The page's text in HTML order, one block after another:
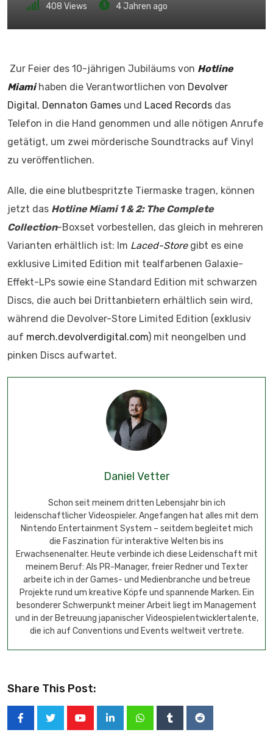
408 Views 4 Jahren ago
Zur Feier des 10-jährigen Jubiläums von Hotline
Miamihaben die Verantwortlichen von Devolver
Digital, Dennaton Games und Laced Records das
Telefon in die Hand genommen und alle nötigen Anrufe
getätigt, um zwei mörderische Soundtracks auf Vinyl
zu veröffentlichen.
Alle, die eine blutbespritzte Tiermaske tragen, können
jetzt das Hotline Miami 1 & 2: The Complete
Collection-Boxset vorbestellen, das gleich in mehreren
Varianten erhältlich ist: Im Laced-Storegibt es eine
exklusive Limited Edition mit tealfarbenen Galaxie-
Effekt-LPs sowie eine Standard Edition mit schwarzen
Discs, die auch bei Drittanbietern erhältlich sein wird,
während die Devolver-Store Limited Edition (exklusiv
auf merch.devolverdigital.com) mit neongelben und
pinken Discs aufwartet.
Daniel Vetter
Schon seit meinem dritten Lebensjahr bin ich
leidenschaftlicher Videospieler. Angefangen hat alles mit dem
Nintendo Entertainment System – seitdem begleitet mich
die Faszination für interaktive Welten bis ins
Erwachsenenalter. Heute verbinde ich diese Leidenschaft mit
meinem Beruf: Als PR-Manager, freier Redner und Texter
arbeite ich in der Games- und Medienbranche und betreue
Projekte rund um kreative Köpfe und spannende Marken. Ein
besonderer Schwerpunkt meiner Arbeit liegt im Management
und in der Betreuung japanischer Videospielentwicklertalente,
die ich auf Conventions und Events weltweit vertrete.
Share This Post: